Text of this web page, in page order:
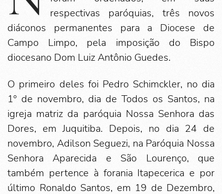
respectivas paróquias, três novos
diáconos permanentes para a Diocese de
Campo Limpo, pela imposição do Bispo
diocesano Dom Luiz Antônio Guedes.
O primeiro deles foi Pedro Schimckler, no dia
1º de novembro, dia de Todos os Santos, na
igreja matriz da paróquia Nossa Senhora das
Dores, em Juquitiba. Depois, no dia 24 de
novembro, Adilson Seguezi, na Paróquia Nossa
Senhora Aparecida e São Lourenço, que
também pertence à forania Itapecerica e por
último Ronaldo Santos, em 19 de Dezembro,